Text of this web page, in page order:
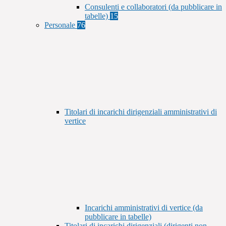
Consulenti e collaboratori (da pubblicare in
tabelle) 15
Personale 76
Titolari di incarichi dirigenziali amministrativi di
vertice
Incarichi amministrativi di vertice (da
pubblicare in tabelle)